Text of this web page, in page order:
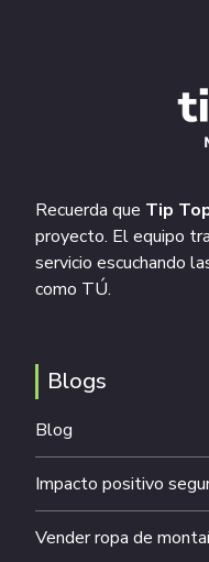
Recuerda que Tip
proyecto. El equipo
servicio escuchando
como TÚ.
Blogs
Blog
Impacto positivo
Vender ropa de